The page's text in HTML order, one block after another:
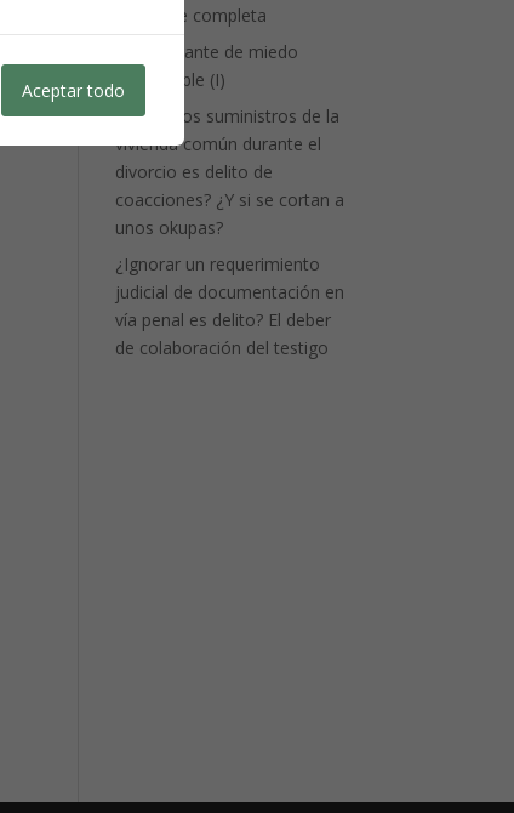
eximente completa
La atenuante de miedo
insuperable (I)
¿Cortar los suministros de la
vivienda común durante el
divorcio es delito de
coacciones? ¿Y si se cortan a
unos okupas?
¿Ignorar un requerimiento
judicial de documentación en
vía penal es delito? El deber
de colaboración del testigo
Aceptar todo